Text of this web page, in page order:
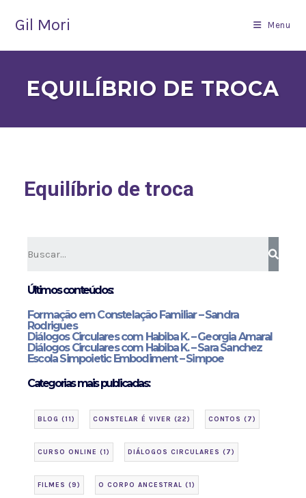
Gil Mori Menu
EQUILÍBRIO DE TROCA
Equilíbrio de troca
Últimos conteúdos:
Formação em Constelação Familiar – Sandra
Rodrigues
Diálogos Circulares com Habiba K. – Georgia Amaral
Diálogos Circulares com Habiba K. – Sara Sanchez
Escola Simpoietic Embodiment – Simpoe
Categorias mais publicadas:
BLOG (11) CONSTELAR É VIVER (22) CONTOS (7)
CURSO ONLINE (1) DIÁLOGOS CIRCULARES (7)
FILMES (9) O CORPO ANCESTRAL (1)